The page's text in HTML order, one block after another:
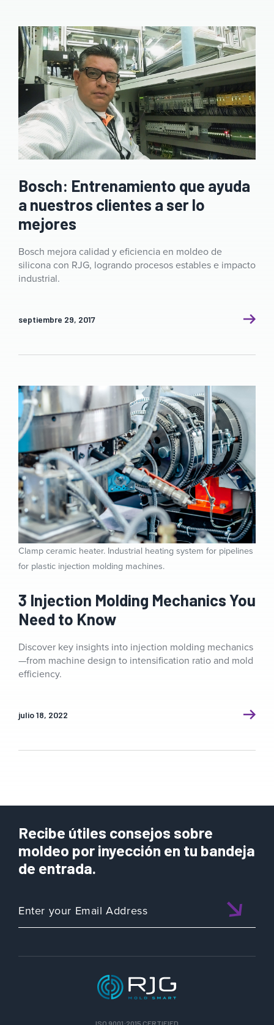
Bosch: Entrenamiento que ayuda
a nuestros clientes a ser lo
mejores
Bosch mejora calidad y eficiencia en moldeo de
silicona con RJG, logrando procesos estables e impacto
industrial.
septiembre 29, 2017
Clamp ceramic heater. Industrial heating system for pipelines
for plastic injection molding machines.
3 Injection Molding Mechanics You
Need to Know
Discover key insights into injection molding mechanics
—from machine design to intensification ratio and mold
efficiency.
julio 18, 2022
Recibe útiles consejos sobre
moldeo por inyección en tu bandeja
de entrada.
ISO 9001:2015 CERTIFIED